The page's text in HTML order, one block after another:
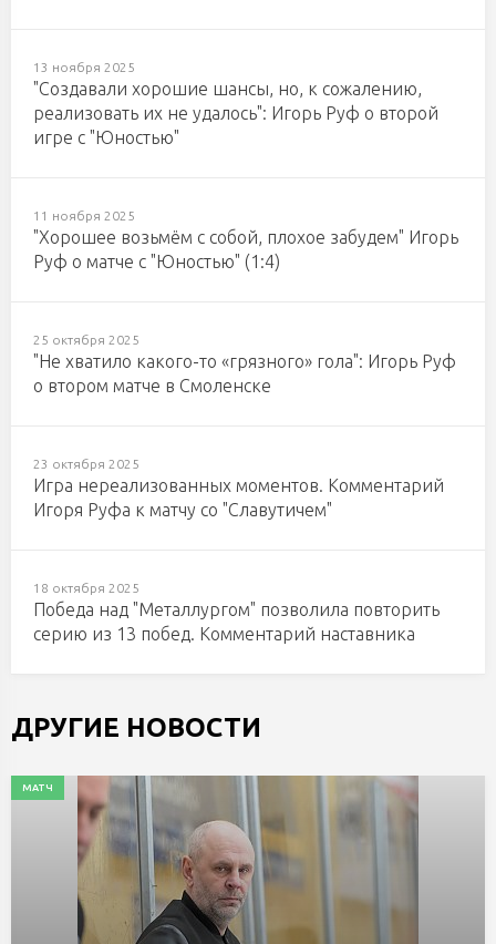
13 ноября 2025
"Создавали хорошие шансы, но, к сожалению,
реализовать их не удалось": Игорь Руф о второй
игре с "Юностью"
11 ноября 2025
"Хорошее возьмём с собой, плохое забудем" Игорь
Руф о матче с "Юностью" (1:4)
25 октября 2025
"Не хватило какого-то «грязного» гола": Игорь Руф
о втором матче в Смоленске
23 октября 2025
Игра нереализованных моментов. Комментарий
Игоря Руфа к матчу со "Славутичем"
18 октября 2025
Победа над "Металлургом" позволила повторить
серию из 13 побед. Комментарий наставника
ДРУГИЕ НОВОСТИ
МАТЧ